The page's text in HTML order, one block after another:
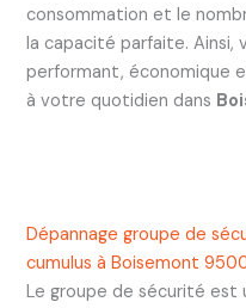
consommation et le
la capacité parfaite. Ainsi,
performant, économique
à votre quotidien dans
Dépannage groupe de
cumulus à Boisemont
Le groupe de sécurité est